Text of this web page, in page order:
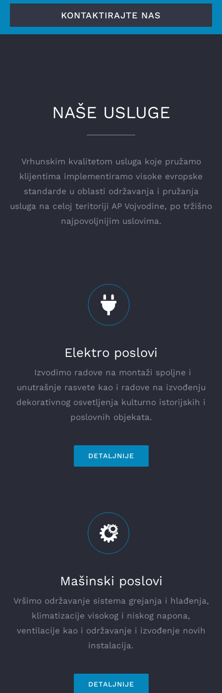
KONTAKTIRAJTE NAS
NAŠE USLUGE
Vrhunskim kvalitetom usluga koje pružamo
klijentima implementiramo visoke evropske
standarde u oblasti održavanja i pružanja
usluga na celoj teritoriji AP Vojvodine, po tržišno
najpovoljnijim uslovima.
Elektro poslovi
Izvodimo radove na montaži spoljne i
unutrašnje rasvete kao i radove na izvođenju
dekorativnog osvetljenja kulturno istorijskih i
poslovnih objekata.
DETALJNIJE
Mašinski poslovi
Vršimo održavanje sistema grejanja i hlađenja,
klimatizacije visokog i niskog napona,
ventilacije kao i održavanje i izvođenje novih
instalacija.
DETALJNIJE